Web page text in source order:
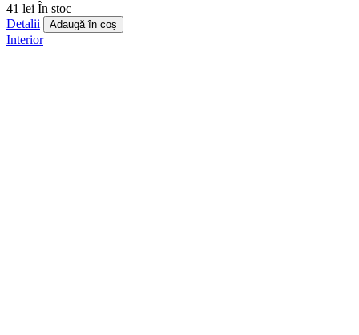
41 lei În stoc
Detalii
Adaugă în coș
Interior